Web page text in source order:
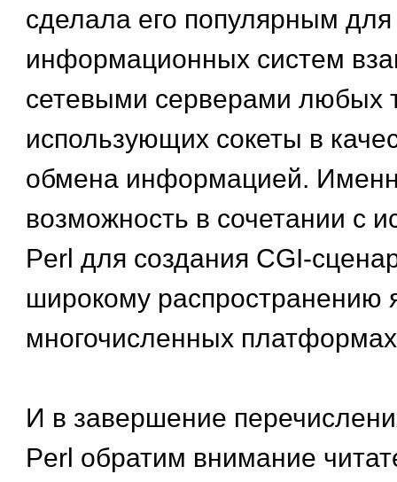
сделала его популярным
информационных систем
сетевыми серверами любых
использующих сокеты в
обмена информацией.
возможность в сочетании с
Perl для создания CGI-
широкому распространению
многочисленных
И в завершение
Perl обратим внимание